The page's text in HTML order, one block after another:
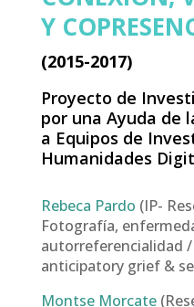
Y
(2015-2017)
Proyecto de
por una Ayuda de
a Equipos de
Humanidades
Rebeca Pardo (IP-
Fotografía,
autorreferencialidad
anticipatory grief &
Montse Morcate